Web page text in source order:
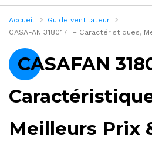
Accueil
Guide ventilateur
CASAFAN 318017 – Caractéristiques,
CASAFAN
Meilleurs Prix